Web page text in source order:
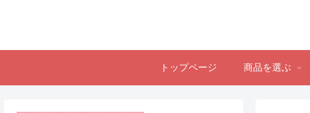
トップページ 商品を選ぶ